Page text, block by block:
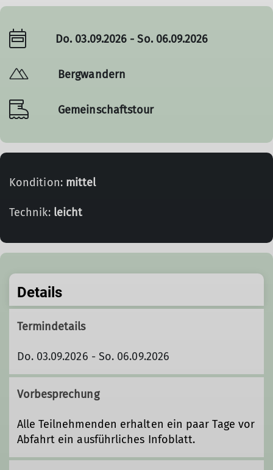
Do. 03.09.2026 - So. 06.09.2026
Bergwandern
Gemeinschaftstour
Kondition: mittel
Technik: leicht
Details
Termindetails
Do. 03.09.2026 - So. 06.09.2026
Vorbesprechung
Alle Teilnehmenden erhalten ein paar Tage vor
Abfahrt ein ausführliches Infoblatt.